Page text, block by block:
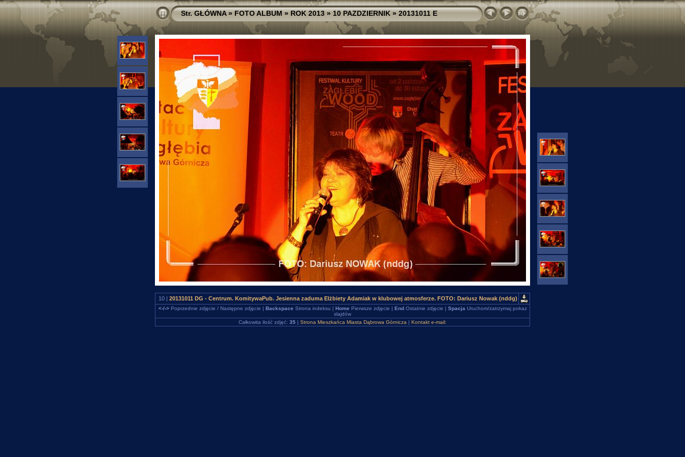
Str. GŁÓWNA»FOTO ALBUM»ROK 2013»10 PAZDZIERNIK»20131011 E
10 | 20131011 DG - Centrum. KomitywaPub. Jesienna zaduma Elżbiety Adamiak w klubowej atmosferze. FOTO: Dariusz Nowak (nddg)
<-/->Poprzednie zdjęcie / Następne zdjęcie | Backspace Strona indeksu | Home Pierwsze zdjęcie | EndOstatnie zdjęcie | Spacja Uruchom/zatrzymaj pokaz
slajdów
Całkowita ilość zdjęć: 35 | Strona Mieszkańca Miasta Dąbrowa Górnicza | Kontakt e-mail: